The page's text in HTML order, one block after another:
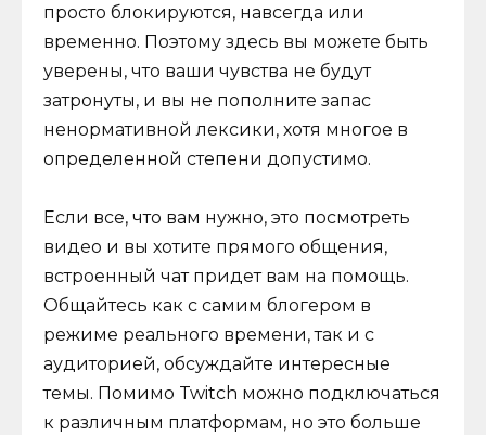
просто блокируются, навсегда или
временно. Поэтому здесь вы можете быть
уверены, что ваши чувства не будут
затронуты, и вы не пополните запас
ненормативной лексики, хотя многое в
определенной степени допустимо.
Если все, что вам нужно, это посмотреть
видео и вы хотите прямого общения,
встроенный чат придет вам на помощь.
Общайтесь как с самим блогером в
режиме реального времени, так и с
аудиторией, обсуждайте интересные
темы. Помимо Twitch можно подключаться
к различным платформам, но это больше